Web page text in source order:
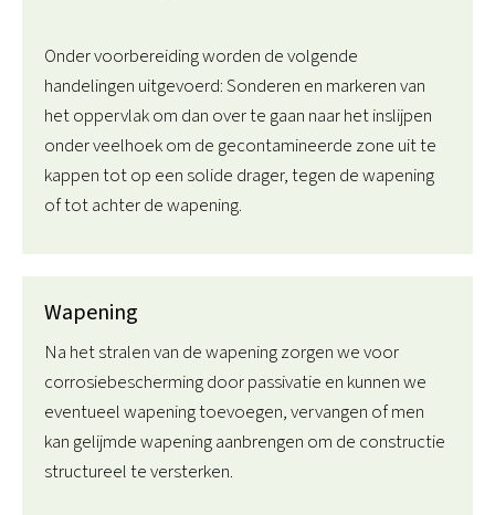
Onder voorbereiding worden de volgende
handelingen uitgevoerd: Sonderen en markeren van
het oppervlak om dan over te gaan naar het inslijpen
onder veelhoek om de gecontamineerde zone uit te
kappen tot op een solide drager, tegen de wapening
of tot achter de wapening.
Wapening
Na het stralen van de wapening zorgen we voor
corrosiebescherming door passivatie en kunnen we
eventueel wapening toevoegen, vervangen of men
kan gelijmde wapening aanbrengen om de constructie
structureel te versterken.